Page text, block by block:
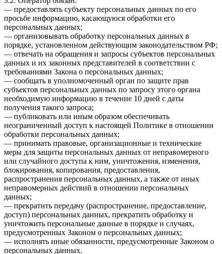
— предоставлять субъекту персональных данных по его
просьбе информацию, касающуюся обработки его
персональных данных;
— организовывать обработку персональных данных в
порядке, установленном действующим законодательством РФ;
— отвечать на обращения и запросы субъектов персональных
данных и их законных представителей в соответствии с
требованиями Закона о персональных данных;
— сообщать в уполномоченный орган по защите прав
субъектов персональных данных по запросу этого органа
необходимую информацию в течение 10 дней с даты
получения такого запроса;
— публиковать или иным образом обеспечивать
неограниченный доступ к настоящей Политике в отношении
обработки персональных данных;
— принимать правовые, организационные и технические
меры для защиты персональных данных от неправомерного
или случайного доступа к ним, уничтожения, изменения,
блокирования, копирования, предоставления,
распространения персональных данных, а также от иных
неправомерных действий в отношении персональных
данных;
— прекратить передачу (распространение, предоставление,
доступ) персональных данных, прекратить обработку и
уничтожить персональные данные в порядке и случаях,
предусмотренных Законом о персональных данных;
— исполнять иные обязанности, предусмотренные Законом о
персональных данных.